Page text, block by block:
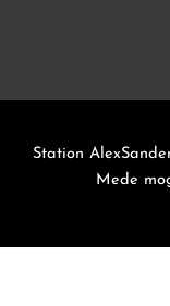
Station
Mede